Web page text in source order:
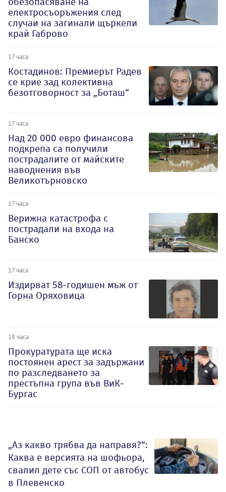
електросъоръжения след
случаи на загинали щъркели
край Габрово
17 часа
Костадинов: Премиерът Радев
се крие зад колективна
безотговорност за „Боташ“
17 часа
Над 20 000 евро финансова
подкрепа са получили
пострадалите от майските
наводнения във
Великотърновско
17 часа
Верижна катастрофа с
пострадали на входа на
Банско
17 часа
Издирват 58-годишен мъж от
Горна Оряховица
18 часа
Прокуратурата ще иска
постоянен арест за задържани
по разследването за
престъпна група във ВиК-
Бургас
„Аз какво трябва да направя?“:
Каква е версията на шофьора,
свалил дете със СОП от автобус
в Плевенско